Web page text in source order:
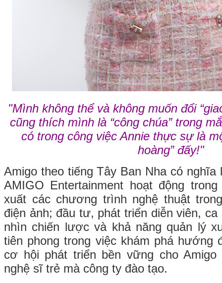
"Mình không thể và không muốn đổi
cũng thích mình là “công chúa” trong
có trong công việc Annie thực sự là
hoàng” đấy!"
Amigo theo tiếng Tây Ban Nha có nghĩa
AMIGO Entertainment hoạt động
xuất các chương trình nghệ thuật
điện ảnh; đầu tư, phát triển diễn viên,
nhìn chiến lược và khả năng quản lý
tiên phong trong việc khám phá hướng
cơ hội phát triển bền vững cho Amigo
nghệ sĩ trẻ mà công ty đào tạo.